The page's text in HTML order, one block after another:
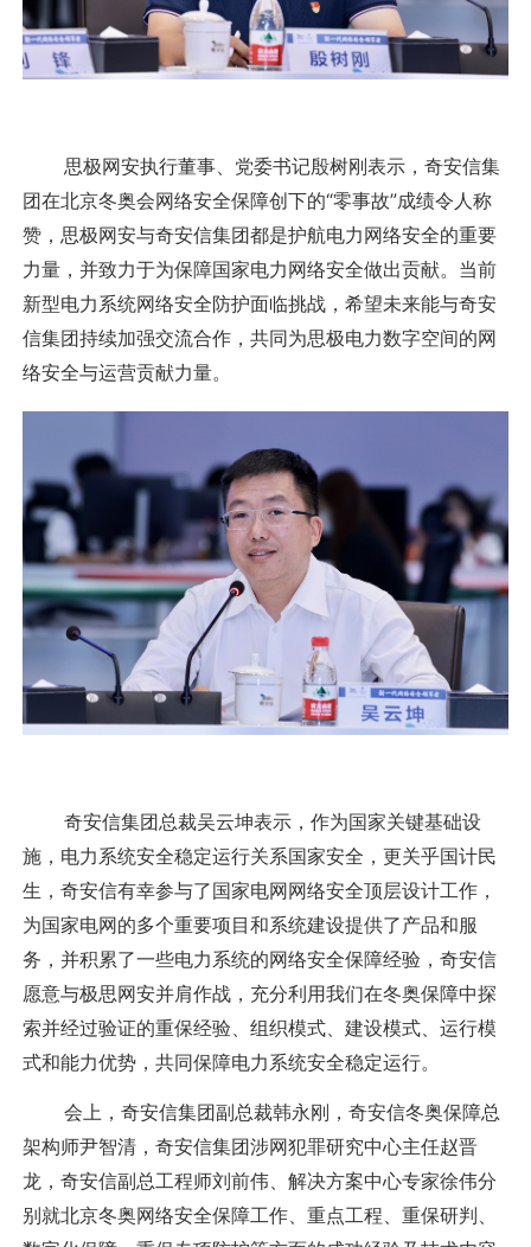
思极网安执行董事、党委书记殷树刚表示，奇安信集
团在北京冬奥会网络安全保障创下的“零事故”成绩令人称
赞，思极网安与奇安信集团都是护航电力网络安全的重要
力量，并致力于为保障国家电力网络安全做出贡献。当前
新型电力系统网络安全防护面临挑战，希望未来能与奇安
信集团持续加强交流合作，共同为思极电力数字空间的网
络安全与运营贡献力量。
奇安信集团总裁吴云坤表示，作为国家关键基础设
施，电力系统安全稳定运行关系国家安全，更关乎国计民
生，奇安信有幸参与了国家电网网络安全顶层设计工作，
为国家电网的多个重要项目和系统建设提供了产品和服
务，并积累了一些电力系统的网络安全保障经验，奇安信
愿意与极思网安并肩作战，充分利用我们在冬奥保障中探
索并经过验证的重保经验、组织模式、建设模式、运行模
式和能力优势，共同保障电力系统安全稳定运行。
会上，奇安信集团副总裁韩永刚，奇安信冬奥保障总
架构师尹智清，奇安信集团涉网犯罪研究中心主任赵晋
龙，奇安信副总工程师刘前伟、解决方案中心专家徐伟分
别就北京冬奥网络安全保障工作、重点工程、重保研判、